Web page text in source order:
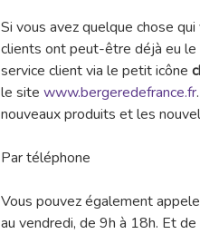
Si vous avez quelque chose
clients ont peut-être déjà eu le
service client via le petit icône
le site www.bergeredefrance.fr
nouveaux produits et les
Par téléphone
Vous pouvez également
au vendredi, de 9h à 18h. Et